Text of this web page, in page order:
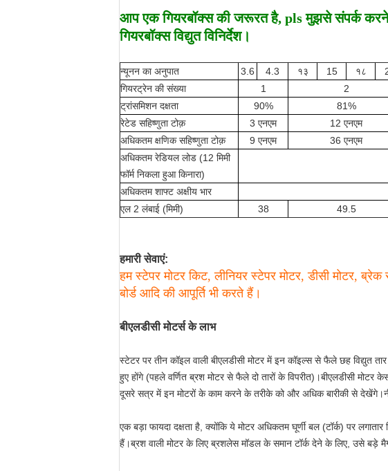
आप एक गियरबॉक्स की जरूरत है, pls मुझसे संपर्क करने
गियरबॉक्स विद्युत विनिर्देश।
न्यूनन का अनुपात 3.6 4.3 १३ 15 १८
गियरट्रेन की संख्या
1 2
ट्रांसमिशन दक्षता
90% 81%
रेटेड सहिष्णुता टोक़
3 एनएम 12 एनएम
अधिकतम क्षणिक सहिष्णुता टोक़
9 एनएम 36 एनएम
अधिकतम रेडियल लोड (12 मिमी
फॉर्म निकला हुआ किनारा)
अधिकतम शाफ्ट अक्षीय भार
एल 2 लंबाई (मिमी)
38 49.5
हमारी सेवाएं:
हम स्टेपर मोटर किट, लीनियर स्टेपर मोटर, डीसी मोटर,
बोर्ड आदि की आपूर्ति भी करते हैं।
बीएलडीसी मोटर्स के लाभ
स्टेटर पर तीन कॉइल वाली बीएलडीसी मोटर में इन कॉइल्स से फैले छह विद्युत
हुए होंगे (पहले वर्णित ब्रश मोटर से फैले दो तारों के विपरीत)।बीएलडीसी
दूसरे सत्र में इन मोटरों के काम करने के तरीके को और अधिक बारीकी से
एक बड़ा फायदा दक्षता है, क्योंकि ये मोटर अधिकतम घूर्णी बल (टॉर्क) पर
हैं।ब्रश वाली मोटर के लिए ब्रशलेस मॉडल के समान टॉर्क देने के लिए, उसे बड़े